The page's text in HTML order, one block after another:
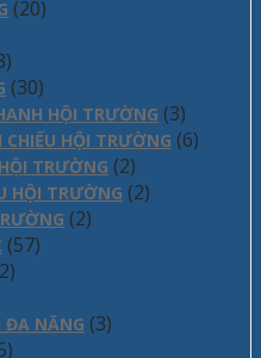
(20)
(30)
HỘI TRƯỜNG (3)
HỘI TRƯỜNG (6)
TRƯỜNG (2)
HỘI TRƯỜNG (2)
(2)
(57)
ĐA NĂNG (3)